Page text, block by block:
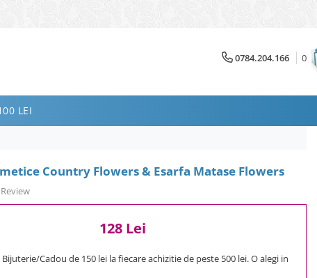
0784.204.166 0
LEI
Country Flowers & Esarfa Matase Flowers
128 Lei
Bijuterie/Cadou de 150 lei la fiecare achizitie de peste 500 lei. O alegi in